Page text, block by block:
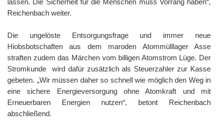
Reichenbach weiter.
Die ungelöste Entsorgungsfrage und immer neue
Hiobsbotschaften aus dem maroden Atommülllager Asse
straften zudem das Märchen vom billigen Atomstrom Lüge. Der
Stromkunde wird dafür zusätzlich als Steuerzahler zur Kasse
gebeten. „Wir müssen daher so schnell wie möglich den Weg in
eine sichere Energieversorgung ohne Atomkraft und mit
Erneuerbaren Energien nutzen“, betont Reichenbach
abschließend.